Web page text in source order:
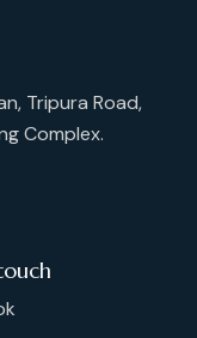
Tripura Road,
Complex.